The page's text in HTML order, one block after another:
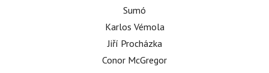
Sumó
Karlos Vémola
Jiří Procházka
Conor McGregor